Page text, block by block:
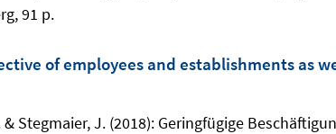
91 p.
of employees and establishments as
Stegmaier, J. (2018): Geringfügige